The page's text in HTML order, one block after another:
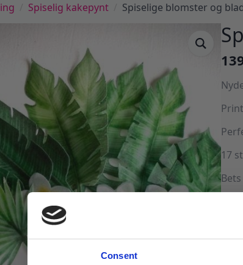
Consent
Spiselig kakepynt Spiselige blomster og
17